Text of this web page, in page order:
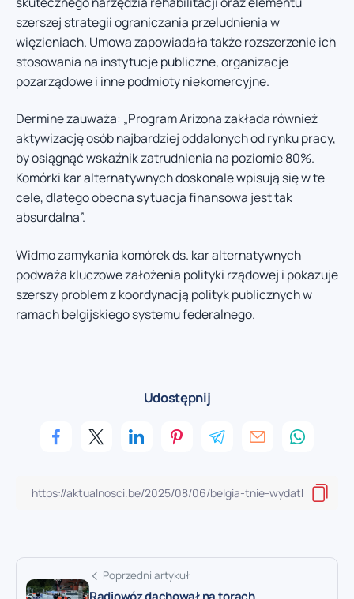
szerszej strategii ograniczania przeludnienia w
więzieniach. Umowa zapowiadała także rozszerzenie ich
stosowania na instytucje publiczne, organizacje
pozarządowe i inne podmioty niekomercyjne.
Dermine zauważa: „Program Arizona zakłada również
aktywizację osób najbardziej oddalonych od rynku pracy,
by osiągnąć wskaźnik zatrudnienia na poziomie 80%.
Komórki kar alternatywnych doskonale wpisują się w te
cele, dlatego obecna sytuacja finansowa jest tak
absurdalna”.
Widmo zamykania komórek ds. kar alternatywnych
podważa kluczowe założenia polityki rządowej i pokazuje
szerszy problem z koordynacją polityk publicznych w
ramach belgijskiego systemu federalnego.
Udostępnij
Poprzedni artykuł